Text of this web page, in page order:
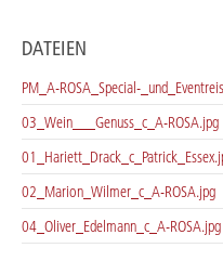
DATEIEN
PM_A-ROSA_Special-
03_Wein___Genuss_c_A-ROSA.jpg
02_Marion_Wilmer_c_A-ROSA.jpg
04_Oliver_Edelmann_c_A-ROSA.jpg